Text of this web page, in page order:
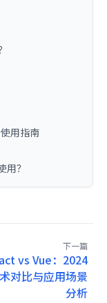
用指南
？
下一篇
vs Vue：2024
对比与应用场景
分析